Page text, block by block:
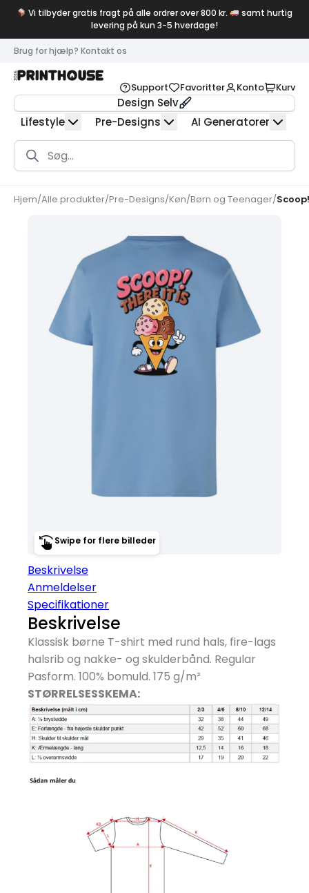
Vi tilbyder gratis fragt på alle ordrer over 800 kr.
samt hurtig
levering på kun 3-5 hverdage!
Brug for hjælp? Kontakt os
Support Favoritter Konto Kurv
Design Selv
Lifestyle
Pre-Designs AI Generatorer
Products
search
Hjem/Alle produkter/Pre-Designs/Køn/Børn og Teenager/
Swipe for flere billeder
Beskrivelse
Anmeldelser
Specifikationer
Beskrivelse
Klassisk børne T-shirt med rund hals, fire-lags
halsrib og nakke- og skulderbånd. Regular
Pasform. 100% bomuld. 175 g/m²
STØRRELSESSKEMA: